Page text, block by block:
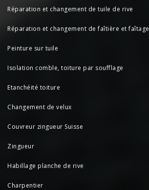
Réparation et changement de tuile de rive
Réparation et changement de faîtière et faîtage
Peinture sur tuile
Isolation comble, toiture par soufflage
Etanchéité toiture
Changement de velux
Couvreur zingueur Suisse
Zingueur
Habillage planche de rive
Charpentier